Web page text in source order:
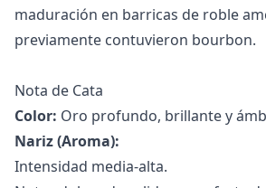
maduración en barricas de roble
previamente contuvieron bourbon.
Nota de Cata
Color: Oro profundo, brillante y
Nariz (Aroma):
Intensidad media-alta.